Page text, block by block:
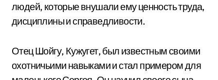
людей, которые внушали ему ценность труда,
дисциплины и справедливости.
Отец Шойгу, Кужугет, был известным своими
охотничьими навыками и стал примером для